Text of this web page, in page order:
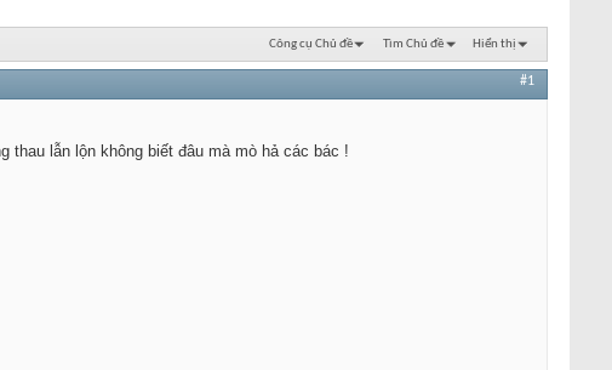
Công cụ Chủ đề Tìm Chủ đề Hiển thị
#1
thau lẫn lộn không biết đâu mà mò hả các bác !